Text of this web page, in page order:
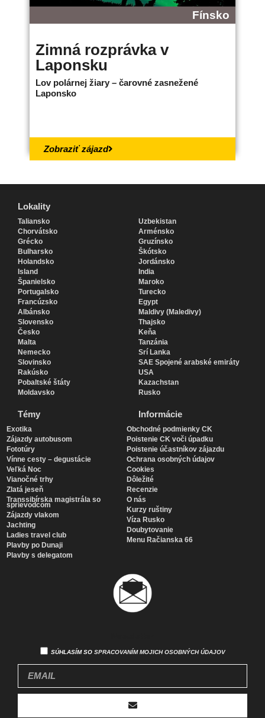
Fínsko
Zimná rozprávka v
Laponsku
Lov polárnej žiary – čarovné zasnežené
Laponsko
Zobraziť zájazd
Lokality
Taliansko
Chorvátsko
Grécko
Bulharsko
Holandsko
Island
Španielsko
Portugalsko
Francúzsko
Albánsko
Slovensko
Česko
Malta
Nemecko
Slovinsko
Rakúsko
Pobaltské štáty
Moldavsko
Uzbekistan
Arménsko
Gruzínsko
Škótsko
Jordánsko
India
Maroko
Turecko
Egypt
Maldivy (Maledivy)
Thajsko
Keňa
Tanzánia
Srí Lanka
SAE Spojené arabské emiráty
USA
Kazachstan
Rusko
Témy
Exotika
Zájazdy autobusom
Fototúry
Vínne cesty – degustácie
Veľká Noc
Vianočné trhy
Zlatá jeseň
Transsibírska magistrála so
sprievodcom
Zájazdy vlakom
Jachting
Ladies travel club
Plavby po Dunaji
Plavby s delegatom
Informácie
Obchodné podmienky CK
Poistenie CK voči úpadku
Poistenie účastníkov zájazdu
Ochrana osobných údajov
Cookies
Dôležité
Recenzie
O nás
Kurzy ruštiny
Víza Rusko
Doubytovanie
Menu Račianska 66
SÚHLASÍM SO SPRACOVANÍM MOJICH OSOBNÝCH ÚDAJOV